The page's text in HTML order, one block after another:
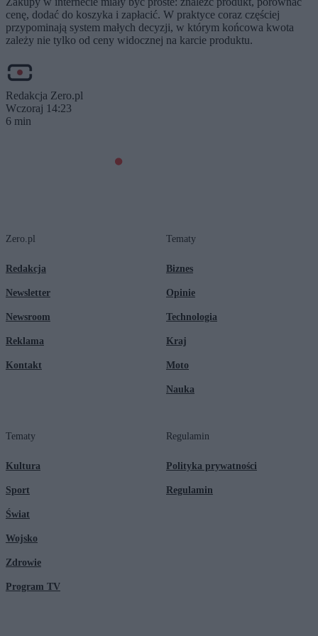
cenę, dodać do koszyka i zapłacić. W praktyce coraz częściej
przypominają system małych decyzji, w którym końcowa kwota
zależy nie tylko od ceny widocznej na karcie produktu.
Redakcja Zero.pl
Wczoraj 14:23
6 min
Zero.pl
Redakcja
Newsletter
Newsroom
Reklama
Kontakt
Tematy
Biznes
Opinie
Technologia
Kraj
Moto
Nauka
Tematy
Kultura
Sport
Świat
Wojsko
Zdrowie
Program TV
Regulamin
Polityka prywatności
Regulamin